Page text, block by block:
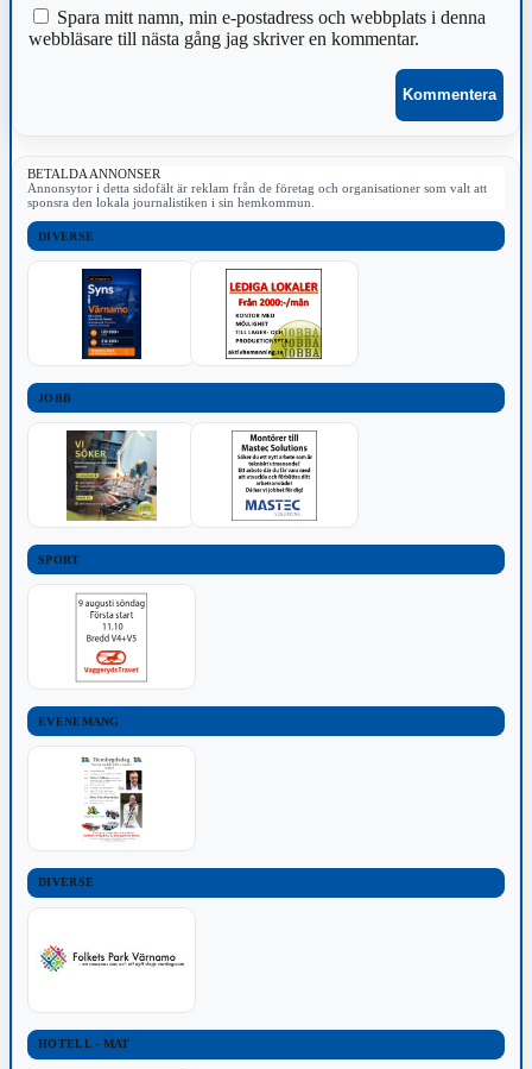
Spara mitt namn, min e-postadress och webbplats i denna
webbläsare till nästa gång jag skriver en kommentar.
BETALDA ANNONSER
Annonsytor i detta sidofält är reklam från de företag och organisationer som valt att
sponsra den lokala journalistiken i sin hemkommun.
DIVERSE
JOBB
SPORT
EVENEMANG
DIVERSE
HOTELL - MAT